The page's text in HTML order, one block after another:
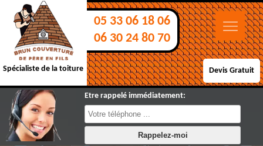
Spécialiste de la toiture
05 33 06 18 06
06 30 24 80 70
Devis Gratuit
Etre rappelé immédiatement: